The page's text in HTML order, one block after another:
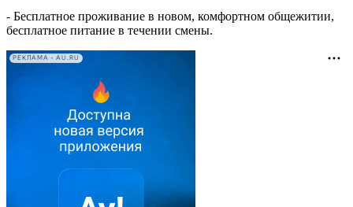
- Бесплатное проживание в новом, комфортном общежитии,
бесплатное питание в течении смены.
РЕКЛАМА • AU.RU